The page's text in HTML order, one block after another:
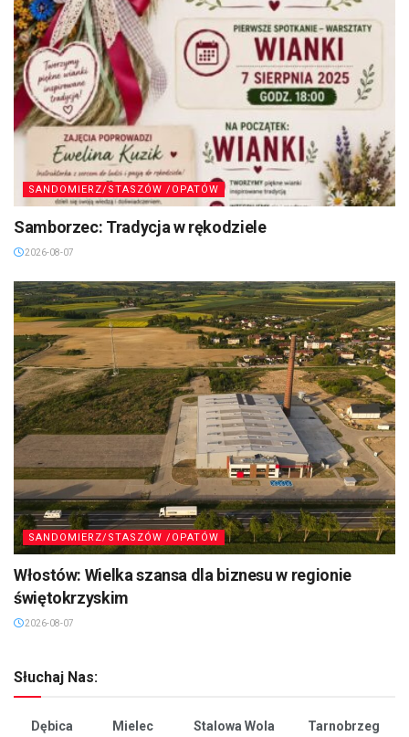
SANDOMIERZ/STASZÓW /OPATÓW
Samborzec: Tradycja w rękodziele
2026-08-07
SANDOMIERZ/STASZÓW /OPATÓW
Włostów: Wielka szansa dla biznesu w regionie
świętokrzyskim
2026-08-07
Słuchaj Nas:
Dębica Mielec Stalowa Wola
Tarnobrzeg